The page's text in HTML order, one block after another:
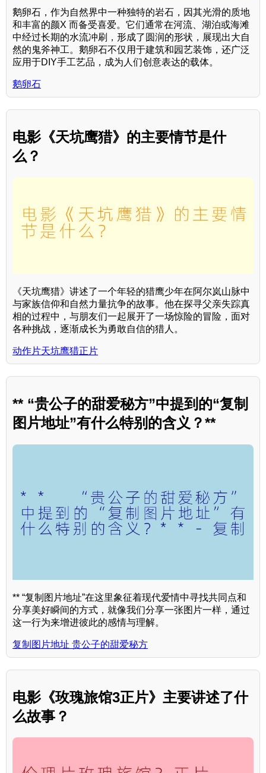
鹅卵石，作为自然界中一种独特的岩石，因其光滑的质地
和丰富的颜X 而备受喜爱。它们通常在河流、湖泊或海滩
中经过长期的水流冲刷，形成了圆润的形状，展现出大自
然的鬼斧神工。鹅卵石不仅用于建筑和园艺装饰，还广泛
应用于DIY手工艺品，成为人们创意表达的载体。
鹅卵石
电影《天坑鹰猎》的主要情节是什
么？
《天坑鹰猎》讲述了一个年轻的猎鹰少年在阿尔岚山脉中
与家族信仰和自然力量抗争的故事。他在探寻父亲失踪真
相的过程中，与朋友们一起展开了一场惊险的冒险，面对
各种挑战，逐渐成长为勇敢自信的猎人。
动作片天坑鹰猎正片
** “贵公子的甜爱秘方”中提到的“复制
图片地址”有什么特别的含义？**
** “复制图片地址”在这里象征着现代爱情中寻找共同点和
分享美好瞬间的方式，就像我们分享一张图片一样，通过
这一行为来增进彼此的感情与理解。
复制图片地址 贵公子的甜爱秘方
电影《玫瑰旅馆3正片》主要讲述了什
么故事？